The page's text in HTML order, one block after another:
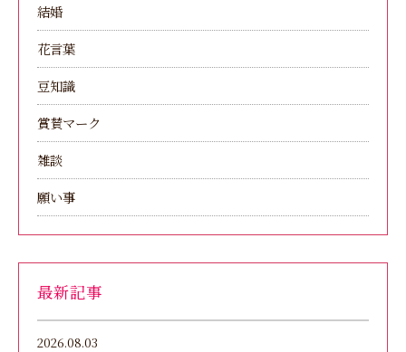
結婚
花言葉
豆知識
賞賛マーク
雑談
願い事
最新記事
2026.08.03